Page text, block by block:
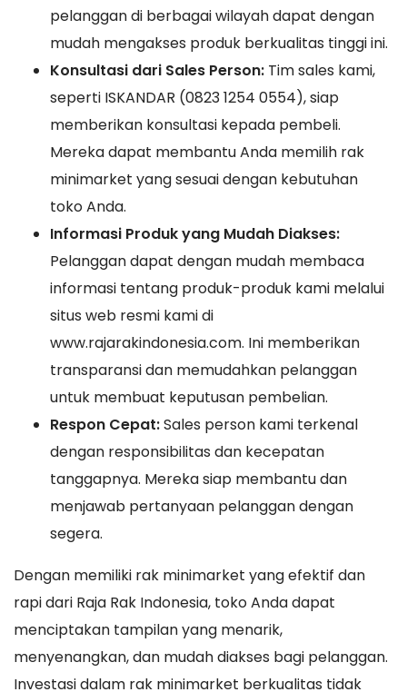
pelanggan di berbagai wilayah dapat dengan
mudah mengakses produk berkualitas tinggi ini.
Konsultasi dari Sales Person: Tim sales kami,
seperti ISKANDAR (0823 1254 0554), siap
memberikan konsultasi kepada pembeli.
Mereka dapat membantu Anda memilih rak
minimarket yang sesuai dengan kebutuhan
toko Anda.
Informasi Produk yang Mudah Diakses:
Pelanggan dapat dengan mudah membaca
informasi tentang produk-produk kami melalui
situs web resmi kami di
www.rajarakindonesia.com. Ini memberikan
transparansi dan memudahkan pelanggan
untuk membuat keputusan pembelian.
Respon Cepat:Sales person kami terkenal
dengan responsibilitas dan kecepatan
tanggapnya. Mereka siap membantu dan
menjawab pertanyaan pelanggan dengan
segera.
Dengan memiliki rak minimarket yang efektif dan
rapi dari Raja Rak Indonesia, toko Anda dapat
menciptakan tampilan yang menarik,
menyenangkan, dan mudah diakses bagi pelanggan.
Investasi dalam rak minimarket berkualitas tidak